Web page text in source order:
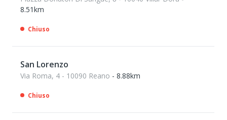
8.51km
Chiuso
San Lorenzo
Via Roma, 4 - 10090 Reano - 8.88km
Chiuso